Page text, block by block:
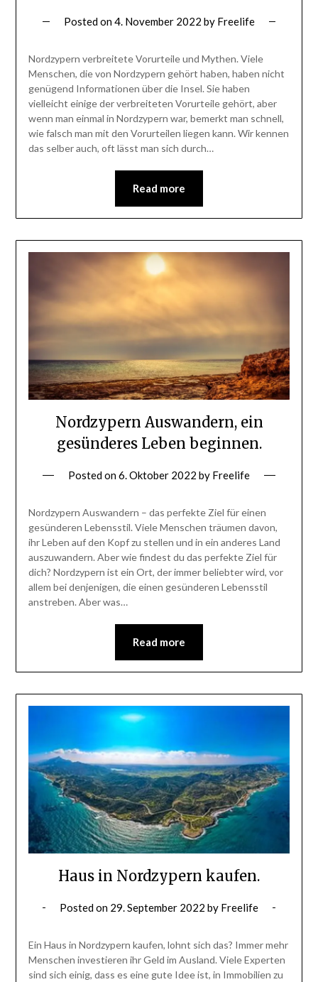
Posted on4. November 2022 by Freelife
Nordzypern verbreitete Vorurteile und Mythen. Viele
Menschen, die von Nordzypern gehört haben, haben nicht
genügend Informationen über die Insel. Sie haben
vielleicht einige der verbreiteten Vorurteile gehört, aber
wenn man einmal in Nordzypern war, bemerkt man schnell,
wie falsch man mit den Vorurteilen liegen kann. Wir kennen
das selber auch, oft lässt man sich durch…
Read more
Nordzypern Auswandern, ein
gesünderes Leben beginnen.
Posted on6. Oktober 2022 by Freelife
Nordzypern Auswandern – das perfekte Ziel für einen
gesünderen Lebensstil. Viele Menschen träumen davon,
ihr Leben auf den Kopf zu stellen und in ein anderes Land
auszuwandern. Aber wie findest du das perfekte Ziel für
dich? Nordzypern ist ein Ort, der immer beliebter wird, vor
allem bei denjenigen, die einen gesünderen Lebensstil
anstreben. Aber was…
Read more
Haus in Nordzypern kaufen.
Posted on 29. September 2022 by Freelife
Ein Haus in Nordzypern kaufen, lohnt sich das? Immer mehr
Menschen investieren ihr Geld im Ausland. Viele Experten
sind sich einig, dass es eine gute Idee ist, in Immobilien zu